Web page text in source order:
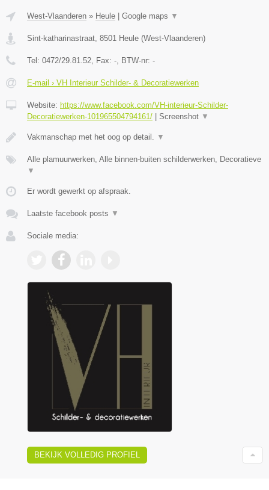
West-Vlaanderen » Heule Google maps ▼
Sint-katharinastraat, 8501 Heule (West-Vlaanderen)
Tel: 0472/29.81.52, Fax: -, BTW-nr: -
E-mail › VH Interieur Schilder- & Decoratiewerken
Website: https://www.facebook.com/VH-interieur-Schilder-
Decoratiewerken-101965504794161/
Screenshot ▼
Vakmanschap met het oog op detail. ▼
Alle plamuurwerken, Alle binnen-buiten schilderwerken, Decoratieve
▼
Er wordt gewerkt op afspraak.
Laatste facebook posts ▼
Sociale media:
BEKIJK VOLLEDIG PROFIEL